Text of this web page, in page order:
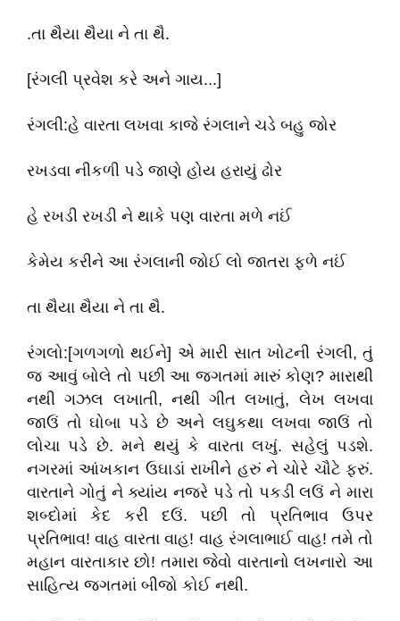
.તા થૈયા થૈયા ને તા થૈ.
[રંગલી પ્રવેશ કરે અને ગાય...]
રંગલી:હે વારતા લખવા કાજે રંગલાને ચડે બહુ જોર
રખડવા નીકળી પડે જાણે હોય હરાયું ઢોર
હે રખડી રખડી ને થાકે પણ વારતા મળે નઈં
કેમેય કરીને આ રંગલાની જોઈ લો જાતરા ફળે નઈં
તા થૈયા થૈયા ને તા થૈ.
રંગલો:[ગળગળો થઈને] એ મારી સાત ખોટની રંગલી, તું
જ આવું બોલે તો પછી આ જગતમાં મારું કોણ? મારાથી
નથી ગઝલ લખાતી, નથી ગીત લખાતું, લેખ લખવા
જાઉં તો ઘોબા પડે છે અને લઘુકથા લખવા જાઉં તો
લોચા પડે છે. મને થયું કે વારતા લખું. સહેલું પડશે.
નગરમાં આંખકાન ઉઘાડાં રાખીને હરું ને ચોરે ચૌટે ફરું.
વારતાને ગોતું ને ક્યાંય નજરે પડે તો પકડી લઉં ને મારા
શબ્દોમાં કેદ કરી દઉં. પછી તો પ્રતિભાવ ઉપર
પ્રતિભાવ! વાહ વારતા વાહ! વાહ રંગલાભાઈ વાહ! તમે તો
મહાન વારતાકાર છો! તમારા જેવો વારતાનો લખનારો આ
સાહિત્ય જગતમાં બીજો કોઈ નથી.